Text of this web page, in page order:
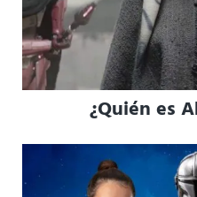
¿Quién es